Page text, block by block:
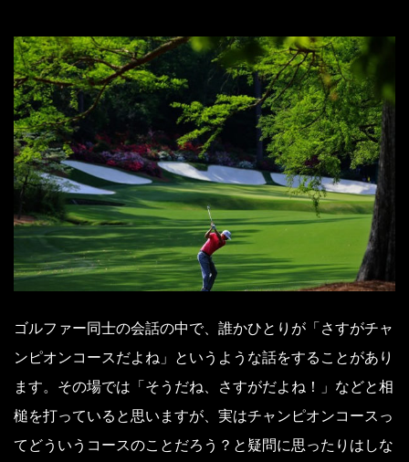
ゴルファー同士の会話の中で、誰かひとりが「さすがチャ
ンピオンコースだよね」というような話をすることがあり
ます。その場では「そうだね、さすがだよね！」などと相
槌を打っていると思いますが、実はチャンピオンコースっ
てどういうコースのことだろう？と疑問に思ったりはしな